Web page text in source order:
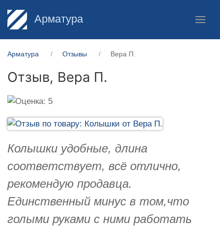
Арматура
Арматура Отзывы Вера П.
Отзыв, Вера П.
Колышки удобные, длина
соответствует, всё отлично,
рекомендую продавца.
Единственный минус в том,что
голыми руками с ними работать